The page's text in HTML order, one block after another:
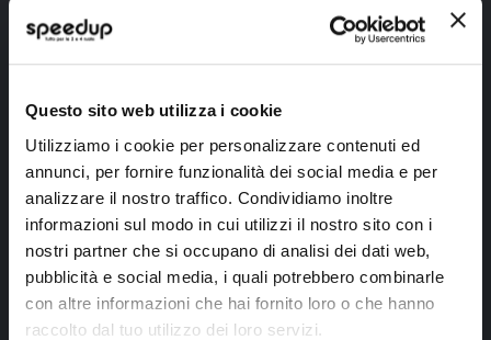
Questo sito web utilizza i cookie
Utilizziamo i cookie per personalizzare contenuti ed
annunci, per fornire funzionalità dei social media e per
analizzare il nostro traffico. Condividiamo inoltre
informazioni sul modo in cui utilizzi il nostro sito con i
nostri partner che si occupano di analisi dei dati web,
pubblicità e social media, i quali potrebbero combinarle
con altre informazioni che hai fornito loro o che hanno
raccolto dal tuo utilizzo dei loro servizi.
Segui SPEEDUP.IT
SpeedUp.it